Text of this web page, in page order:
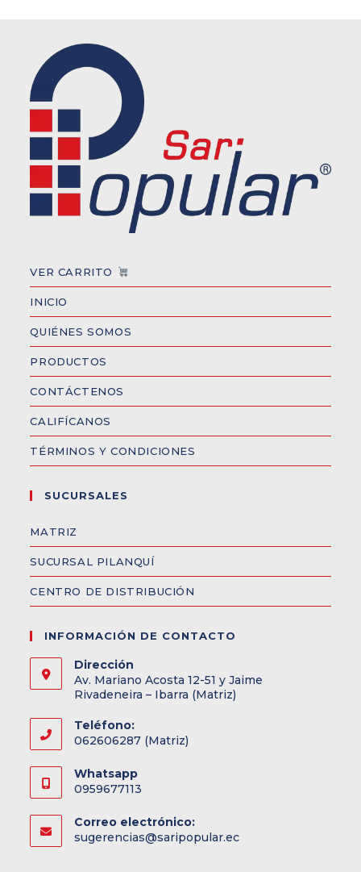
VER CARRITO
INICIO
QUIÉNES SOMOS
PRODUCTOS
CONTÁCTENOS
CALIFÍCANOS
TÉRMINOS Y CONDICIONES
SUCURSALES
MATRIZ
SUCURSAL PILANQUÍ
CENTRO DE DISTRIBUCIÓN
INFORMACIÓN DE CONTACTO
Dirección
Av. Mariano Acosta 12-51 y Jaime
Rivadeneira – Ibarra (Matriz)
Teléfono:
062606287 (Matriz)
Whatsapp
0959677113
Correo electrónico:
sugerencias@saripopular.ec